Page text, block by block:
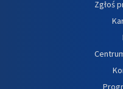
Zgłoś